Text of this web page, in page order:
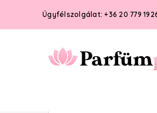
Ügyfélszolgálat: +36 20 779